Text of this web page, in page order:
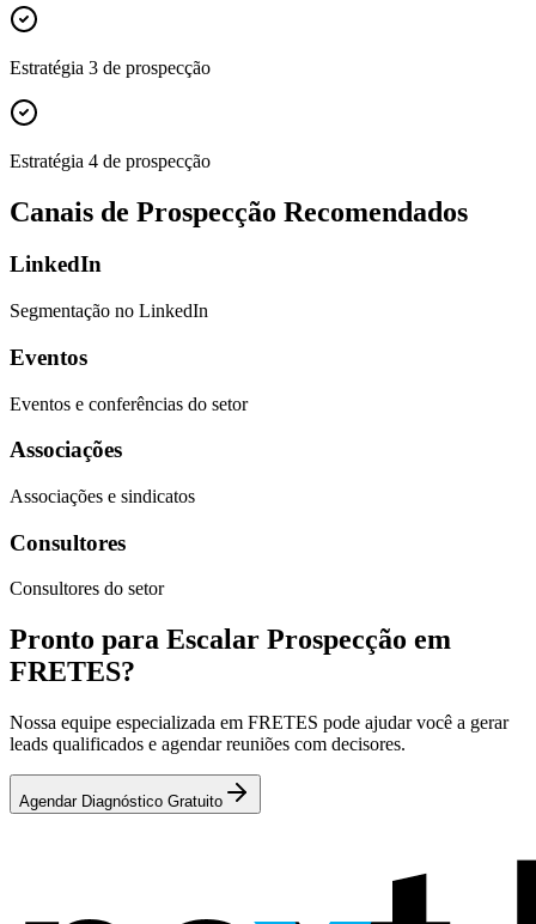
Estratégia 3 de prospecção
Estratégia 4 de prospecção
Canais de Prospecção Recomendados
LinkedIn
Segmentação no LinkedIn
Eventos
Eventos e conferências do setor
Associações
Associações e sindicatos
Consultores
Consultores do setor
Pronto para Escalar Prospecção em
FRETES?
Nossa equipe especializada em FRETES pode ajudar você a gerar
leads qualificados e agendar reuniões com decisores.
Agendar Diagnóstico Gratuito